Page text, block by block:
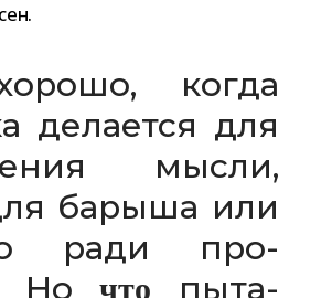
когда
дела­ется для
мысли,
барыша или
ради про­
Ночто
пыта­